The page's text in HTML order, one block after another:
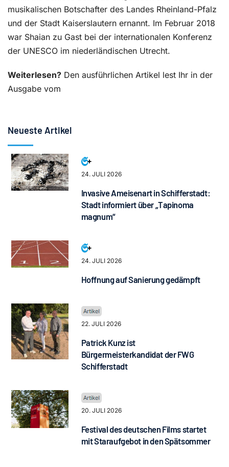
musikalischen Botschafter des Landes Rheinland-Pfalz
und der Stadt Kaiserslautern ernannt. Im Februar 2018
war Shaian zu Gast bei der internationalen Konferenz
der UNESCO im niederländischen Utrecht.
Weiterlesen? Den ausführlichen Artikel lest Ihr in der
Ausgabe vom
Neueste Artikel
24. JULI 2026
Invasive Ameisenart in Schifferstadt:
Stadt informiert über „Tapinoma
magnum“
24. JULI 2026
Hoffnung auf Sanierung gedämpft
22. JULI 2026
Patrick Kunz ist
Bürgermeisterkandidat der FWG
Schifferstadt
20. JULI 2026
Festival des deutschen Films startet
mit Staraufgebot in den Spätsommer